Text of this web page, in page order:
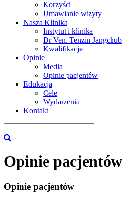
Korzyści
Umawianie wizyty
Nasza Klinika
Instytut i klinika
Dr Ven. Tenzin Jangchub
Kwalifikacje
Opinie
Media
Opinie pacjentów
Edukacja
Cele
Wydarzenia
Kontakt
Opinie pacjentów
Opinie pacjentów